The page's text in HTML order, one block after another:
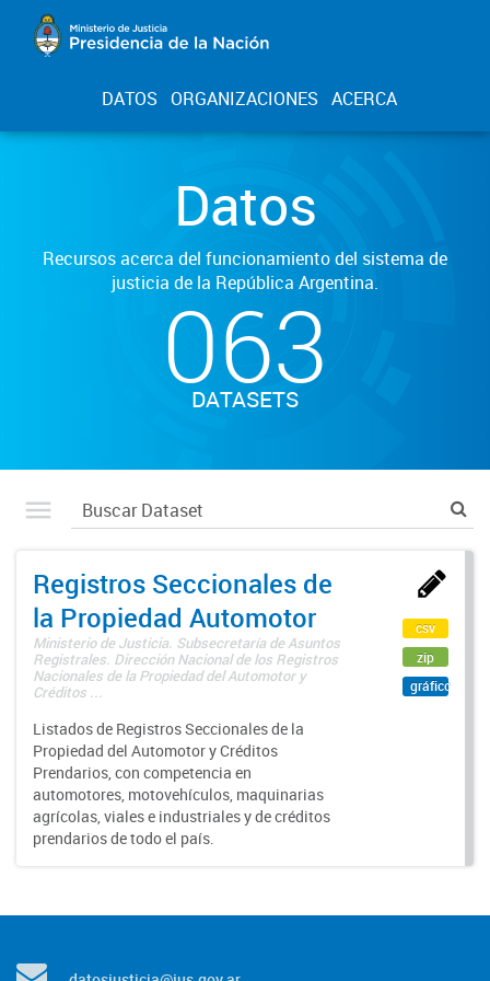
DATOS ORGANIZACIONES ACERCA
Datos
Recursos acerca del funcionamiento del sistema de
justicia de la República Argentina.
063
DATASETS
Registros Seccionales de
la Propiedad Automotor
Ministerio de Justicia. Subsecretaría de Asuntos
Registrales. Dirección Nacional de los Registros
Nacionales de la Propiedad del Automotor y
Créditos ...
Listados de Registros Seccionales de la
Propiedad del Automotor y Créditos
Prendarios, con competencia en
automotores, motovehículos, maquinarias
agrícolas, viales e industriales y de créditos
prendarios de todo el país.
csv
zip
gráfico